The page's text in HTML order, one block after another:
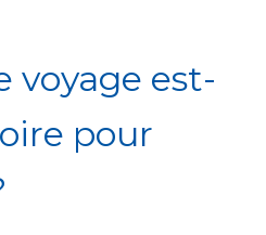
voyage est-
pour